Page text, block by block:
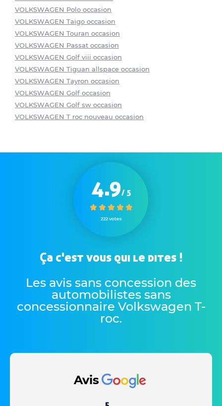
VOLKSWAGEN Polo occasion
VOLKSWAGEN Taigo occasion
VOLKSWAGEN Touran occasion
VOLKSWAGEN Passat occasion
VOLKSWAGEN Golf viii occasion
VOLKSWAGEN Tiguan allspace occasion
VOLKSWAGEN Tayron occasion
VOLKSWAGEN Golf occasion
VOLKSWAGEN Golf sw occasion
VOLKSWAGEN T roc nouveau occasion
4.9/ 5
222 votes
Ça c'est vous qui le dites !
Les avis sans concession des
automobilistes sans
concessionnaire Volkswagen T-
roc.
Avis